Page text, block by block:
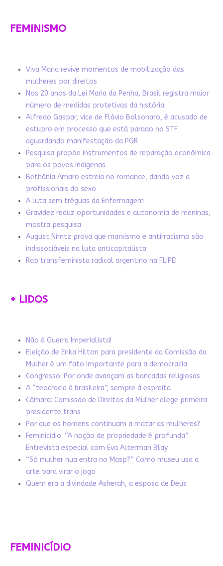
FEMINISMO
Viva Maria revive momentos de mobilização das
mulheres por direitos
Nos 20 anos da Lei Maria da Penha, Brasil registra maior
número de medidas protetivas da história
Alfredo Gaspar, vice de Flávio Bolsonaro, é acusado de
estupro em processo que está parado no STF
aguardando manifestação da PGR
Pesquisa propõe instrumentos de reparação econômica
para os povos indígenas
Bethânia Amaro estreia no romance, dando voz a
profissionais do sexo
A luta sem tréguas da Enfermagem
Gravidez reduz oportunidades e autonomia de meninas,
mostra pesquisa
August Nimtz prova que marxismo e antirracismo são
indissociáveis na luta anticapitalista
Rap transfeminista radical argentino na FLIPEI
+ LIDOS
Não à Guerra Imperialista!
Eleição de Erika Hilton para presidente da Comissão da
Mulher é um fato importante para a democracia
Congresso: Por onde avançam as bancadas religiosas
A “teocracia à brasileira”, sempre à espreita
Câmara: Comissão de Direitos da Mulher elege primeira
presidente trans
Por que os homens continuam a matar as mulheres?
Feminicídio: “A noção de propriedade é profunda”.
Entrevista especial com Eva Alterman Blay
“Só mulher nua entra no Masp?” Como museu usa a
arte para virar o jogo
Quem era a divindade Asherah, a esposa de Deus
FEMINICÍDIO